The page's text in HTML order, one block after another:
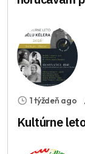
1 týždeň ago
Kultúrne